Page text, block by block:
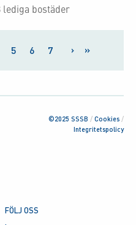
lediga bostäder
5 6 7 › »
©2025 SSSB / Cookies /
Integritetspolicy
FÖLJ OSS